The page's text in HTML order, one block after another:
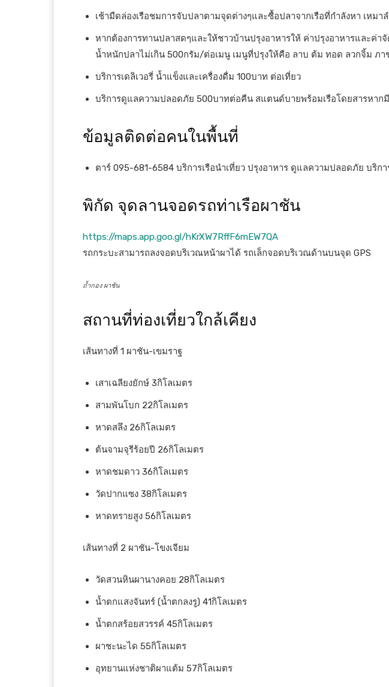
เช้ามืดล่องเรือชมการจับปลาตามจุดต่างๆและซื้อปลาจากเรือที่กำลังหา เหมา
หากต้องการทานปลาสดๆและให้ชาวบ้านปรุงอาหารให้ ค่าปรุงอาหารและค่า
น้ำหนักปลาไม่เกิน 500กรัม/ต่อเมนู เมนูที่ปรุงให้คือ ลาบ ต้ม ทอด ลวกจิ้ม ภา
บริการเดลิเวอรี่ น้ำแข็งและเครื่องดื่ม 100บาท ต่อเที่ยว
บริการดูแลความปลอดภัย 500บาทต่อคืน สแตนด์บายพร้อมเรือโดยสารหาก
ข้อมูลติดต่อคนในพื้นที่
ตาร์ 095-681-6584 บริการเรือนำเที่ยว ปรุงอาหาร ดูแลความปลอดภัย บริก
พิกัด จุดลานจอดรถท่าเรือผาชัน
https://maps.app.goo.gl/hKrXW7RffF6mEW7QA
รถกระบะสามารถลงจอดบริเวณหน้าผาได้ รถเล็กจอดบริเวณด้านบนจุด GPS
ถ้ำกอง ผาชัน
สถานที่ท่องเที่ยวใกล้เคียง
เส้นทางที่ 1 ผาชัน-เขมราฐ
เสาเฉลียงยักษ์ 3กิโลเมตร
สามพันโบก 22กิโลเมตร
หาดสลึง 26กิโลเมตร
ต้นจามจุรีร้อยปี 26กิโลเมตร
หาดชมดาว 36กิโลเมตร
วัดปากแซง 38กิโลเมตร
หาดทรายสูง 56กิโลเมตร
เส้นทางที่ 2 ผาชัน-โขงเจียม
วัดสวนหินผานางคอย 28กิโลเมตร
น้ำตกแสงจันทร์ (น้ำตกลงรู) 41กิโลเมตร
น้ำตกสร้อยสวรรค์ 45กิโลเมตร
ผาชะนะได 55กิโลเมตร
อุทยานแห่งชาติผาแต้ม 57กิโลเมตร